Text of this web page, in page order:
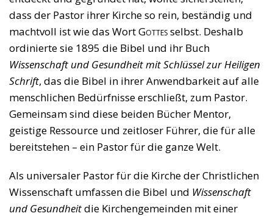
dass der Pastor ihrer Kirche so rein, beständig und
machtvoll ist wie das WortGottesselbst. Deshalb
ordinierte sie 1895 die Bibel und ihr Buch
Wissenschaft und Gesundheit mit Schlüssel zur Heiligen
Schrift, das die Bibel in ihrer Anwendbarkeit auf alle
menschlichen Bedürfnisse erschließt, zum Pastor.
Gemeinsam sind diese beiden Bücher Mentor,
geistige Ressource und zeitloser Führer, die für alle
bereitstehen – ein Pastor für die ganze Welt.
Als universaler Pastor für die Kirche der Christlichen
Wissenschaft umfassen die Bibel und Wissenschaft
und Gesundheitdie Kirchengemeinden mit einer